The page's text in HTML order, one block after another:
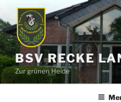
Inhalt
springen
BSV RECKE
Zur grünen Heide